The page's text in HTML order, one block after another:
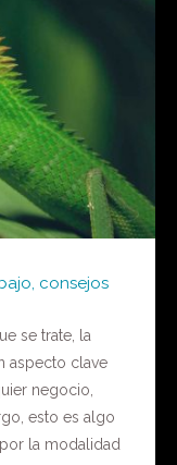
consejos
se trate, la
aspecto clave
negocio,
esto es algo
la modalidad